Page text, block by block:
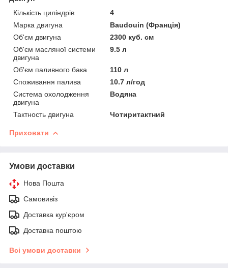
Кількість циліндрів
4
Марка двигуна
Baudouin (Франція)
Об'єм двигуна
2300 куб. см
Об'єм масляної системи
двигуна
9.5 л
Об'єм паливного бака
110 л
Споживання палива
10.7 л/год
Система охолодження
двигуна
Водяна
Тактность двигуна Чотиритактний
Приховати
Умови доставки
Нова Пошта
Самовивіз
Доставка кур'єром
Доставка поштою
Всі умови доставки